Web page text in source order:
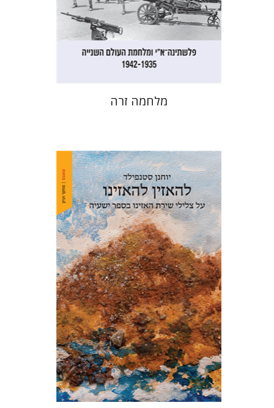
הנחת אתר ספר מודפס
$35
מלחמה זרה
יוחנן סטנפילד
הנחת אתר ספר מודפס
$53
$48